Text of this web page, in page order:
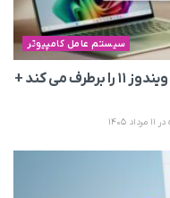
سیستم عامل کامپیوتر
مایکروسافت مشکل مصرف بالای رم در ویندوز ۱۱ را برطرف می‌ کند +